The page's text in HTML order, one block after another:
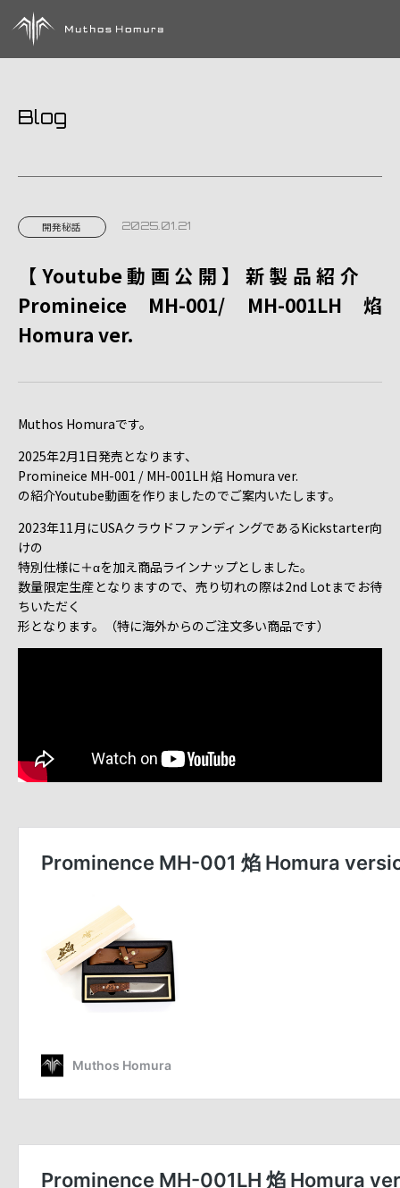
Blog
開発秘話 2025.01.21
【Youtube動画公開】新製品紹介
Promineice MH-001/ MH-001LH 焰
Homura ver.
Muthos Homuraです。
2025年2月1日発売となります、
Promineice MH-001 / MH-001LH 焰 Homura ver.
の紹介Youtube動画を作りましたのでご案内いたします。
2023年11月にUSAクラウドファンディングであるKickstarter向
けの
特別仕様に＋αを加え商品ラインナップとしました。
数量限定生産となりますので、売り切れの際は2nd Lotまでお待
ちいただく
形となります。（特に海外からのご注文多い商品です）